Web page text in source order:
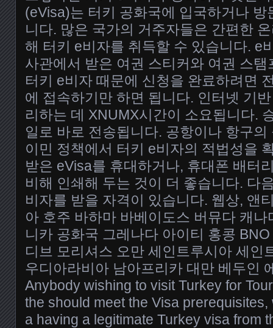
(eVisa)는 터키 공화국에 입국하거나 방
니다. 많은 국가의 거주자들은 간편한
해 터키 e비자를 취득할 수 있습니다. e
사관에서 받은 여권 스티커와 여권 스
터키 e비자 때문에 신청을 완료하려면
에 접속하기만 하면 됩니다. 인터넷 기
리하는 데 XNUMX시간이 소요됩니다.
일로 바로 전송됩니다. 공항이나 항구
이민 정책에서 터키 e비자의 적법성을
받은 eVisa를 휴대하거나, 휴대폰 배터
비해 인쇄해 두는 것이 더 좋습니다. 다
비자를 받을 자격이 있습니다. 웹상, 앤
아 호주 바하마 바베이도스 버뮤다 캐
니카 공화국 그레나다 아이티 홍콩
디브 모리셔스 오만 세인트루시아 세인
우디아라비아 남아프리카 대만 베두인
Anybody wishing to visit Turkey for
the should meet the Visa
a having a legitimate Turkey visa from